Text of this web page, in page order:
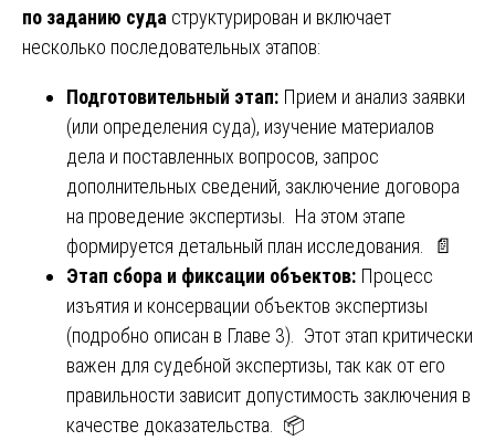
по заданию суда структурирован и включает
несколько последовательных этапов:
Подготовительный этап: Прием и анализ заявки
(или определения суда), изучение материалов
дела и поставленных вопросов, запрос
дополнительных сведений, заключение договора
на проведение экспертизы. На этом этапе
формируется детальный план исследования. 📄
Этап сбора и фиксации объектов: Процесс
изъятия и консервации объектов экспертизы
(подробно описан в Главе 3). Этот этап критически
важен для судебной экспертизы, так как от его
правильности зависит допустимость заключения в
качестве доказательства. 📦